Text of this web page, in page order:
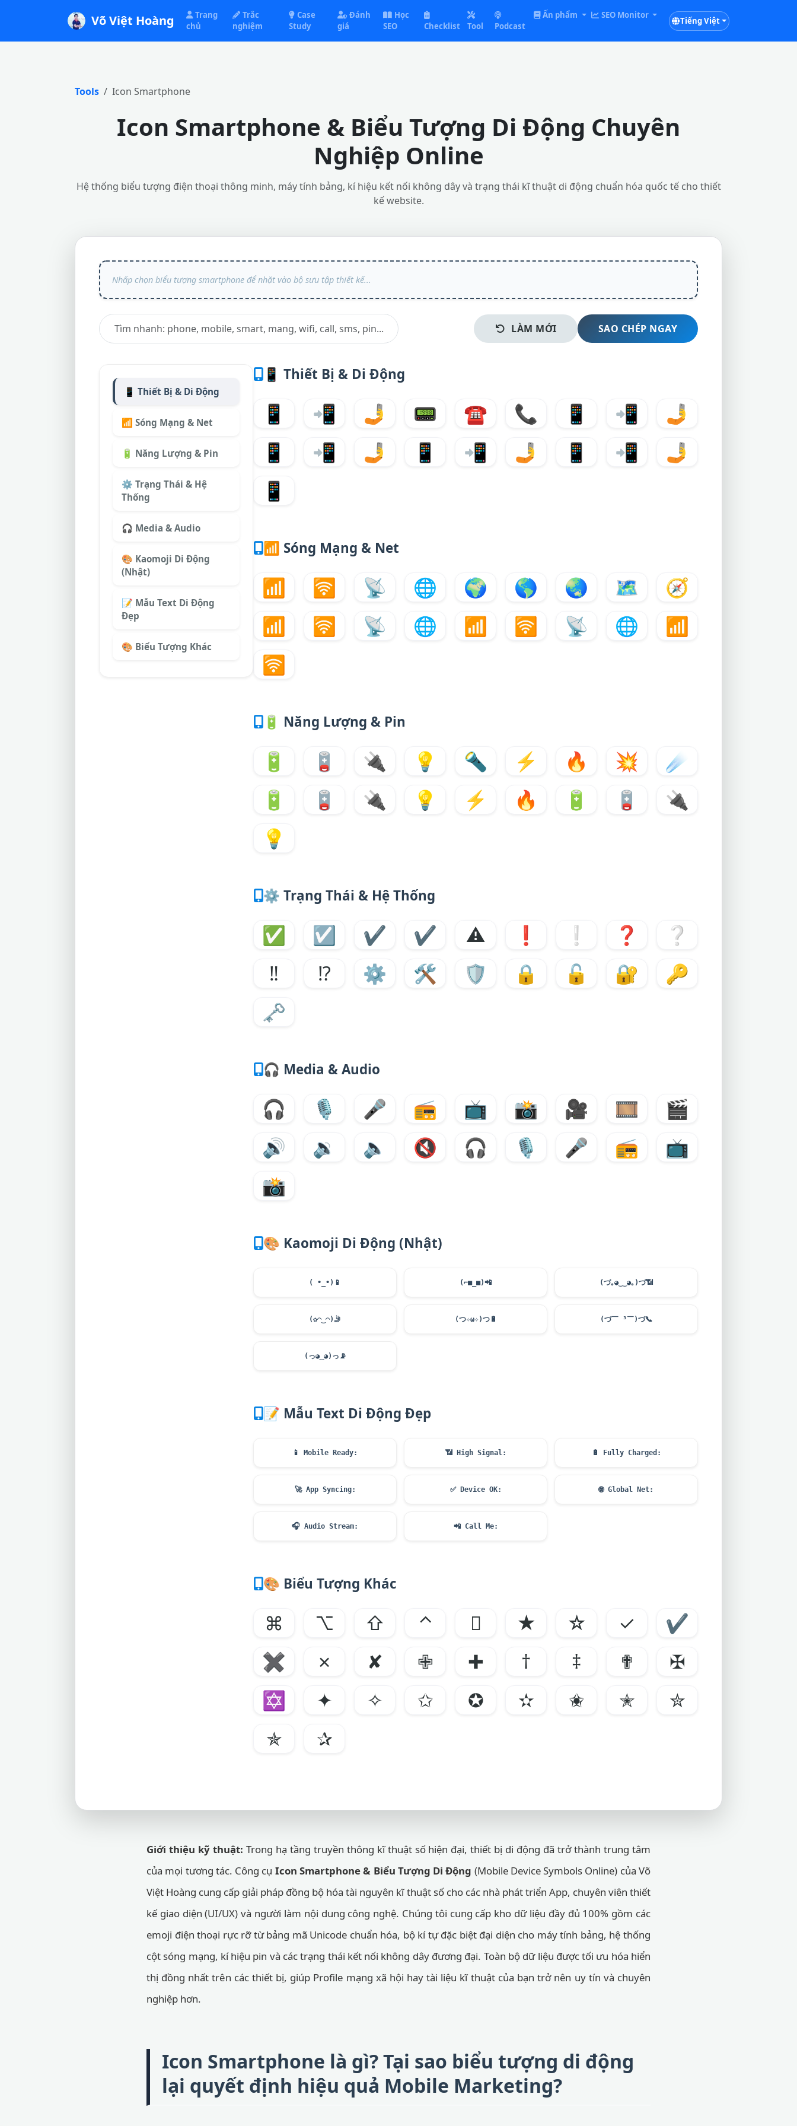
Võ Việt Hoàng
Trang
chủ
Trắc
nghiệm
Case
Study
Đánh
giá
Học
SEO
Checklist Tool Podcast
Ấn phẩm SEO Monitor
Tiếng Việt
Tools Icon Smartphone
Icon Smartphone & Biểu Tượng Di Động Chuyên
Nghiệp Online
Hệ thống biểu tượng điện thoại thông minh, máy tính bảng, kí hiệu kết nối không dây và trạng thái kĩ thuật di động chuẩn hóa quốc tế cho thiết
kế website.
LÀM MỚI SAO CHÉP NGAY
📱 Thiết Bị & Di Động
📶 Sóng Mạng & Net
🔋 Năng Lượng & Pin
⚙️ Trạng Thái & Hệ
Thống
🎧 Media & Audio
🎨 Kaomoji Di Động
(Nhật)
📝 Mẫu Text Di Động
Đẹp
🎨 Biểu Tượng Khác
📱 Thiết Bị & Di Động
📱 📲 🤳 📟 ☎️ 📞 📱 📲
🤳
📱
📲 🤳 📱 📲 🤳 📱 📲
🤳
📱
📶 Sóng Mạng & Net
📶 🛜 📡 🌐 🌍 🌎 🌏 🗺️
🧭
📶
🛜 📡 🌐 📶 🛜 📡 🌐
📶
🛜
🔋 Năng Lượng & Pin
🔋 🪫 🔌 💡 🔦 ⚡ 🔥 💥
☄️
🔋
🪫 🔌 💡 ⚡ 🔥 🔋 🪫
🔌
💡
⚙️ Trạng Thái & Hệ Thống
✅ ☑️ ✔️ ✔️ ⚠️ ❗ ❕ ❓
❔
‼️
⁉️ ⚙️ 🛠️ 🛡️ 🔒 🔓 🔐
🔑
🗝️
🎧 Media & Audio
🎧 🎙️ 🎤 📻 📺 📸 🎥 🎞️
🎬
🔊
🔉 🔈 🔇 🎧 🎙️ 🎤 📻
📺
📸
🎨 Kaomoji Di Động (Nhật)
( •_•) 📱 (⌐■_■)📲 (づ｡◕‿‿◕｡)づ📶
(✿◠‿◠)🤳 (つ✧ω✧)つ🔋 (づ￣ ³￣)づ📞
(っ◕‿◕)っ 📡
📝 Mẫu Text Di Động Đẹp
📱 Mobile Ready: 📶 High Signal: 🔋 Fully Charged:
🚀App Syncing: ✅Device OK: 🌐Global Net:
🎧 Audio Stream: 📲Call Me:
🎨 Biểu Tượng Khác
⌘ ⌥ ⇧ ⌃  ★ ☆ ✓
✔
✖
✗ ✘ ✙ ✚ † ‡ ✟
✠
✡
✦ ✧ ✩ ✪ ✫ ✬ ✭
✮
✯
✰
Giới thiệu kỹ thuật: Trong hạ tầng truyền thông kĩ thuật số hiện đại, thiết bị di động đã trở thành trung tâm
của mọi tương tác. Công cụ Icon Smartphone & Biểu Tượng Di Động (Mobile Device Symbols Online) của Võ
Việt Hoàng cung cấp giải pháp đồng bộ hóa tài nguyên kĩ thuật số cho các nhà phát triển App, chuyên viên thiết
kế giao diện (UI/UX) và người làm nội dung công nghệ. Chúng tôi cung cấp kho dữ liệu đầy đủ 100% gồm các
emoji điện thoại rực rỡ từ bảng mã Unicode chuẩn hóa, bộ kí tự đặc biệt đại diện cho máy tính bảng, hệ thống
cột sóng mạng, kí hiệu pin và các trạng thái kết nối không dây đương đại. Toàn bộ dữ liệu được tối ưu hóa hiển
thị đồng nhất trên các thiết bị, giúp Profile mạng xã hội hay tài liệu kĩ thuật của bạn trở nên uy tín và chuyên
nghiệp hơn.
Icon Smartphone là gì? Tại sao biểu tượng di động
lại quyết định hiệu quả Mobile Marketing?